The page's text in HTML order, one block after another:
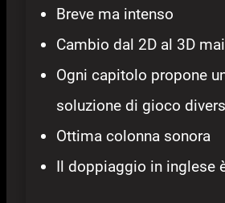
Breve ma intenso
Cambio dal 2D al 3D
Ogni capitolo propone
soluzione di gioco
Ottima colonna sonora
Il doppiaggio in inglese